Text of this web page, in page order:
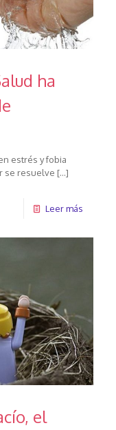
ha
estrés y fobia
se resuelve […]
Leer más
el